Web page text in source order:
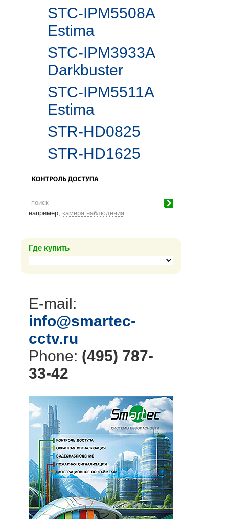
STC-IPM5508A
Estima
STC-IPM3933A
Darkbuster
STC-IPM5511A
Estima
STR-HD0825
STR-HD1625
например, камера наблюдения
Где купить
E-mail:
info@smartec-
cctv.ru
Phone: (495) 787-
33-42